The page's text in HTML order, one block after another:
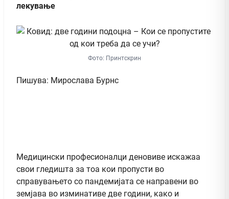
лекување
Фото: Принтскрин
Пишува: Мирослава Бурнс
Медицински професионалци деновиве искажаа
свои гледишта за тоа кои пропусти во
справувањето со пандемијата се направени во
земјава во изминативе две години, како и